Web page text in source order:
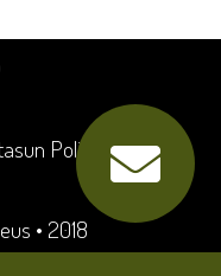
Politika
• 2018